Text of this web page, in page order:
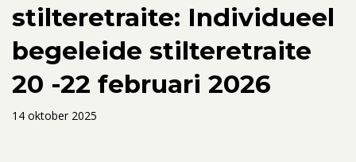
stilteretraite: Individueel
begeleide stilteretraite
20 -22 februari 2026
14 oktober 2025